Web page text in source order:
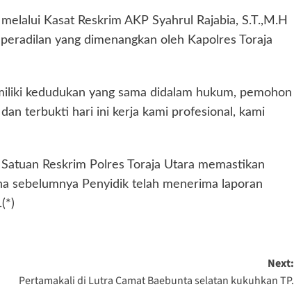
Kasat Reskrim AKP Syahrul Rajabia, S.T.,M.H
yang dimenangkan oleh Kapolres Toraja
kedudukan yang sama didalam hukum, pemohon
terbukti hari ini kerja kami profesional, kami
Reskrim Polres Toraja Utara memastikan
sebelumnya Penyidik telah menerima laporan
Next:
Pertamakali di Lutra Camat Baebunta selatan kukuhkan TP.